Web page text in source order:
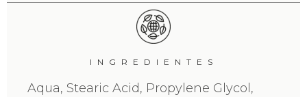
INGREDIENTES
Aqua, Stearic Acid, Propylene Glycol,